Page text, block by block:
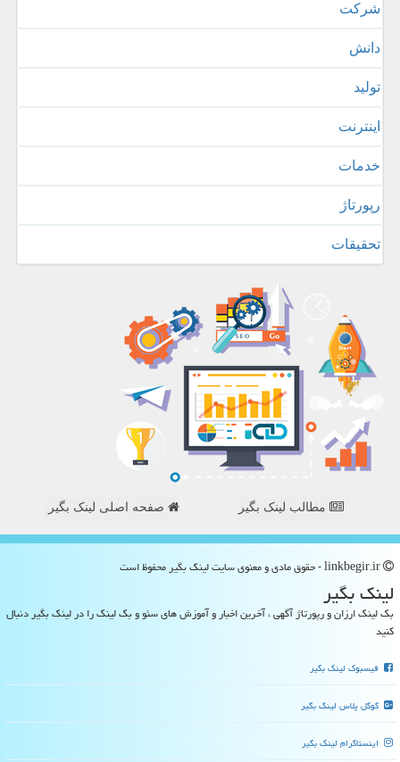
شركت
دانش
تولید
اینترنت
خدمات
رپورتاژ
تحقیقات
مطالب لینک بگیر صفحه اصلی لینک بگیر
لینك بگیر
بک لینک ارزان و رپورتاژ آگهی ، آخرین اخبار و آموزش های سئو و بک لینک را در لینک بگیر دنبال
کنید
فیسبوک لینک بگیر
گوگل پلاس لینک بگیر
اینستاگرام لینک بگیر